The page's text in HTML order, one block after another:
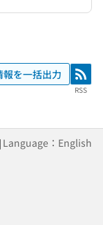
報を一括出力 RSS
RSS
Language：English